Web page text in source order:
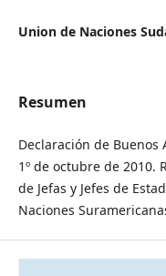
Union de Naciones
Resumen
Declaración de
1º de octubre de 2010.
de Jefas y Jefes de
Naciones